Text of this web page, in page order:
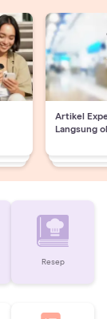
Artikel
Langsung
Resep